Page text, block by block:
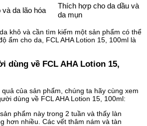
da lão hóa
Thích hợp cho da dầu và
da mụn
khô và cần tìm kiếm một sản phẩm có thể
ẩm cho da, FCL AHA Lotion 15, 100ml là
dùng về FCL AHA Lotion 15,
của sản phẩm, chúng ta hãy cùng xem
dùng về FCL AHA Lotion 15, 100ml:
phẩm này trong 2 tuần và thấy làn
hơn nhiều. Các vết thâm nám và tàn